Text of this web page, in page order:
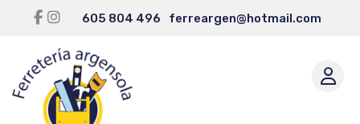
605 804 496 ferreargen@hotmail.com